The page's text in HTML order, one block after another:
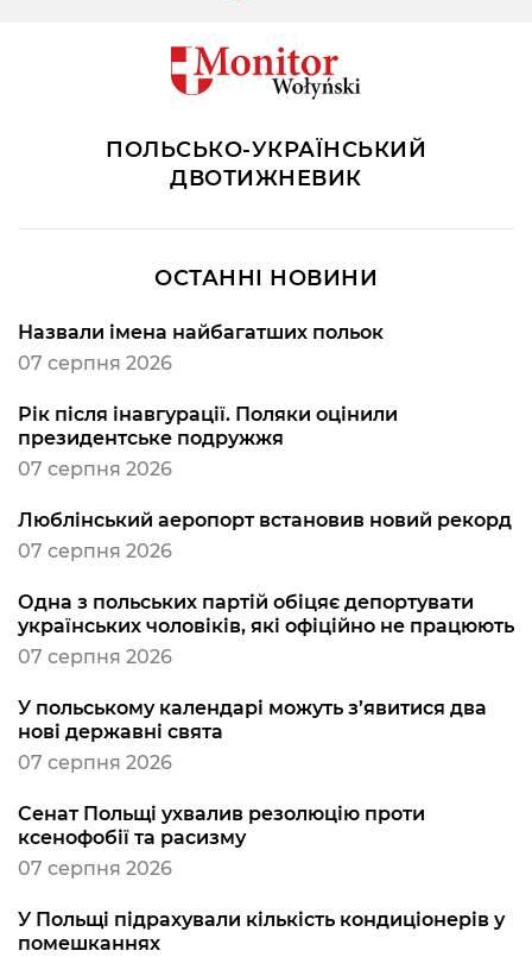
ПОЛЬСЬКО-УКРАЇНСЬКИЙ
ДВОТИЖНЕВИК
ОСТАННІ НОВИНИ
Назвали імена найбагатших польок
07 серпня 2026
Рік після інавгурації. Поляки оцінили
президентське подружжя
07 серпня 2026
Люблінський аеропорт встановив новий рекорд
07 серпня 2026
Одна з польських партій обіцяє депортувати
українських чоловіків, які офіційно не працюють
07 серпня 2026
У польському календарі можуть з’явитися два
нові державні свята
07 серпня 2026
Сенат Польщі ухвалив резолюцію проти
ксенофобії та расизму
07 серпня 2026
У Польщі підрахували кількість кондиціонерів у
помешканнях